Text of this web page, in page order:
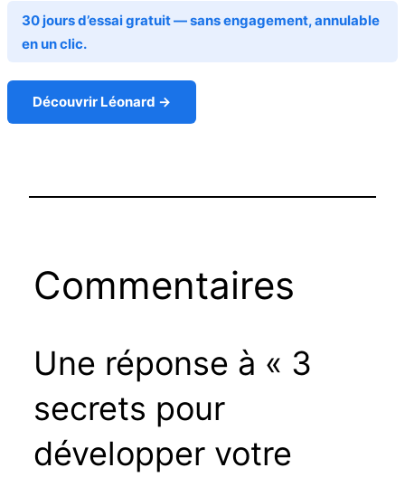
30 jours d’essai gratuit — sans engagement, annulable
en un clic.
Découvrir Léonard →
Commentaires
Une réponse à « 3
secrets pour
développer votre